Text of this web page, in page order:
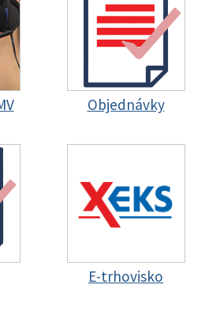
Objednávky
E-trhovisko